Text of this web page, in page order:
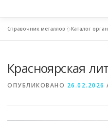
МЕТАЛЛЫ И
Справочник металлов »Каталог
Красноярская
ОПУБЛИКОВАНО 26.02.2026